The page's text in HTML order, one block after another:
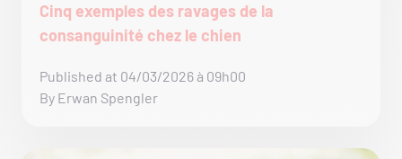
Cinq exemples des ravages de la
consanguinité chez le chien
Published at 04/03/2026 à 09h00
By Erwan Spengler